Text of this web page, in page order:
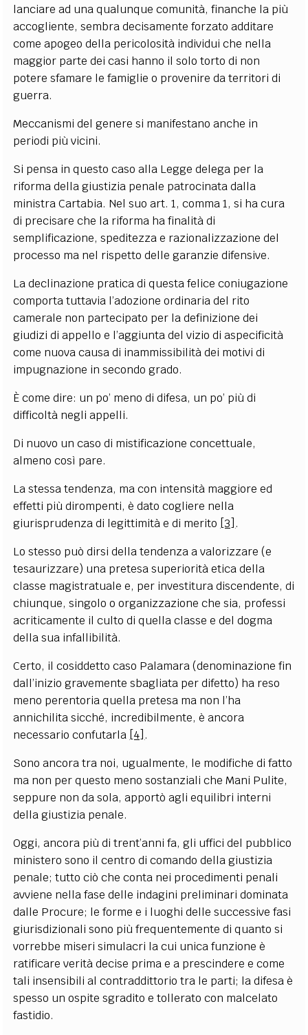
lanciare ad una qualunque comunità, finanche la più
accogliente, sembra decisamente forzato additare
come apogeo della pericolosità individui che nella
maggior parte dei casi hanno il solo torto di non
potere sfamare le famiglie o provenire da territori di
guerra.
Meccanismi del genere si manifestano anche in
periodi più vicini.
Si pensa in questo caso alla Legge delega per la
riforma della giustizia penale patrocinata dalla
ministra Cartabia. Nel suo art. 1, comma 1, si ha cura
di precisare che la riforma ha finalità di
semplificazione, speditezza e razionalizzazione del
processo ma nel rispetto delle garanzie difensive.
La declinazione pratica di questa felice coniugazione
comporta tuttavia l’adozione ordinaria del rito
camerale non partecipato per la definizione dei
giudizi di appello e l’aggiunta del vizio di aspecificità
come nuova causa di inammissibilità dei motivi di
impugnazione in secondo grado.
È come dire: un po’ meno di difesa, un po’ più di
difficoltà negli appelli.
Di nuovo un caso di mistificazione concettuale,
almeno così pare.
La stessa tendenza, ma con intensità maggiore ed
effetti più dirompenti, è dato cogliere nella
giurisprudenza di legittimità e di merito [3] .
Lo stesso può dirsi della tendenza a valorizzare (e
tesaurizzare) una pretesa superiorità etica della
classe magistratuale e, per investitura discendente, di
chiunque, singolo o organizzazione che sia, professi
acriticamente il culto di quella classe e del dogma
della sua infallibilità.
Certo, il cosiddetto caso Palamara (denominazione fin
dall’inizio gravemente sbagliata per difetto) ha reso
meno perentoria quella pretesa ma non l’ha
annichilita sicché, incredibilmente, è ancora
necessario confutarla [4] .
Sono ancora tra noi, ugualmente, le modifiche di fatto
ma non per questo meno sostanziali che Mani Pulite,
seppure non da sola, apportò agli equilibri interni
della giustizia penale.
Oggi, ancora più di trent’anni fa,gli uffici del pubblico
ministero sono il centro di comando della giustizia
penale; tutto ciò che conta nei procedimenti penali
avviene nella fase delle indagini preliminari dominata
dalle Procure; le forme e i luoghi delle successive fasi
giurisdizionali sono più frequentemente di quanto si
vorrebbe miseri simulacri la cui unica funzione è
ratificare verità decise prima e a prescindere e come
tali insensibili al contraddittorio tra le parti; la difesa è
spesso un ospite sgradito e tollerato con malcelato
fastidio.